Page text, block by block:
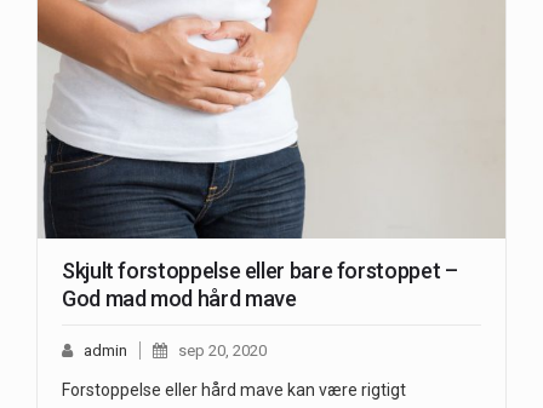
Skjult forstoppelse eller bare forstoppet –
God mad mod hård mave
admin sep 20, 2020
Forstoppelse eller hård mave kan være rigtigt